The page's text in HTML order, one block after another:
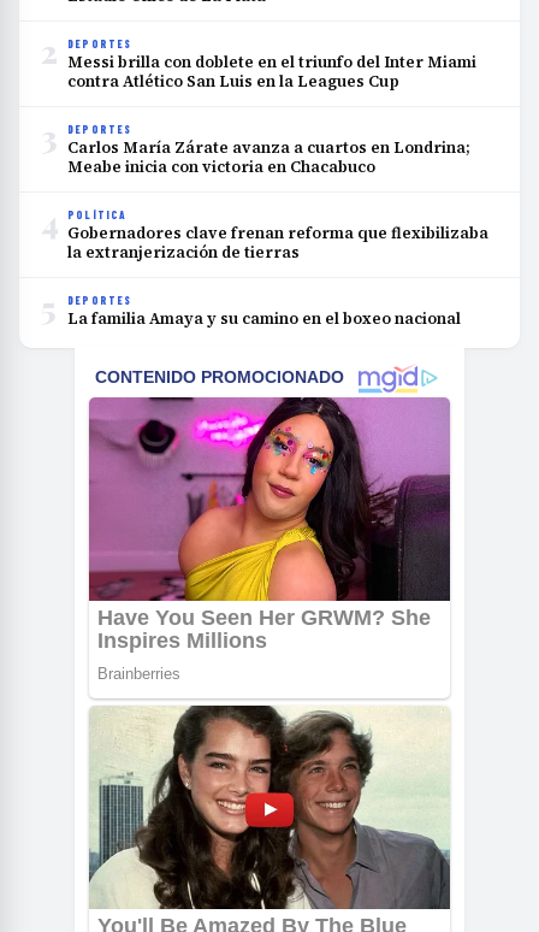
2 DEPORTES
Messi brilla con doblete en el triunfo del Inter Miami
contra Atlético San Luis en la Leagues Cup
3 DEPORTES
Carlos María Zárate avanza a cuartos en Londrina;
Meabe inicia con victoria en Chacabuco
4 POLÍTICA
Gobernadores clave frenan reforma que flexibilizaba
la extranjerización de tierras
5 DEPORTES
La familia Amaya y su camino en el boxeo nacional